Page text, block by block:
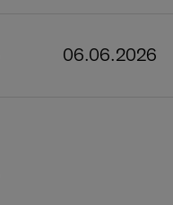
06.06.2026